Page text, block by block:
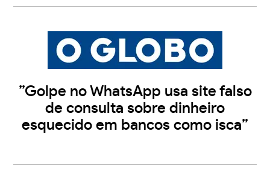
”Golpe no WhatsApp usa site falso
de consulta sobre dinheiro
esquecido em bancos como isca”